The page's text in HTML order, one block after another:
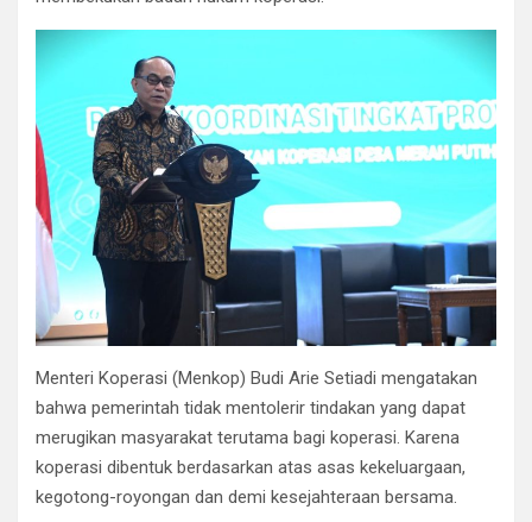
Menteri Koperasi (Menkop) Budi Arie Setiadi mengatakan
bahwa pemerintah tidak mentolerir tindakan yang dapat
merugikan masyarakat terutama bagi koperasi. Karena
koperasi dibentuk berdasarkan atas asas kekeluargaan,
kegotong-royongan dan demi kesejahteraan bersama.